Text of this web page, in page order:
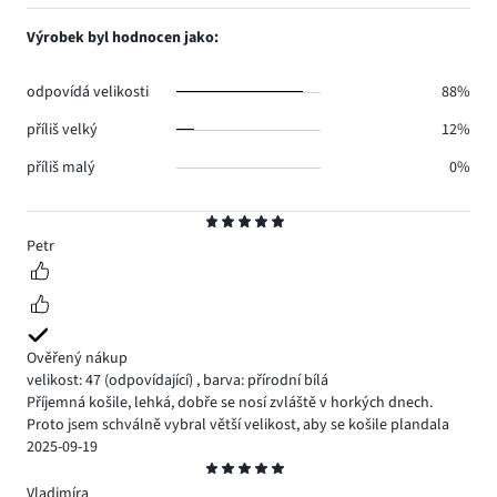
5
Petr
Ověřený nákup
velikost: 47 (odpovídající) , barva: přírodní bílá
Příjemná košile, lehká, dobře se nosí zvláště v horkých dnech.
Proto jsem schválně vybral větší velikost, aby se košile plandala
2025-09-19
5
1,
Výrobek byl hodnocen jako:
odpovídá velikosti
88%
příliš velký
12%
příliš malý
0%